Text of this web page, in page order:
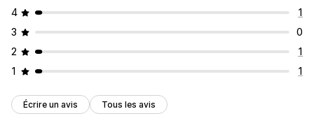
4
1
3
0
2
1
1
1
Écrire un avis Tous les avis